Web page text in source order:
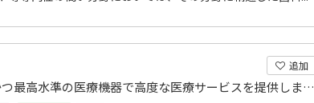
追加
安心安全かつ最高水準の医療機器で高度な医療サービスを提供します。